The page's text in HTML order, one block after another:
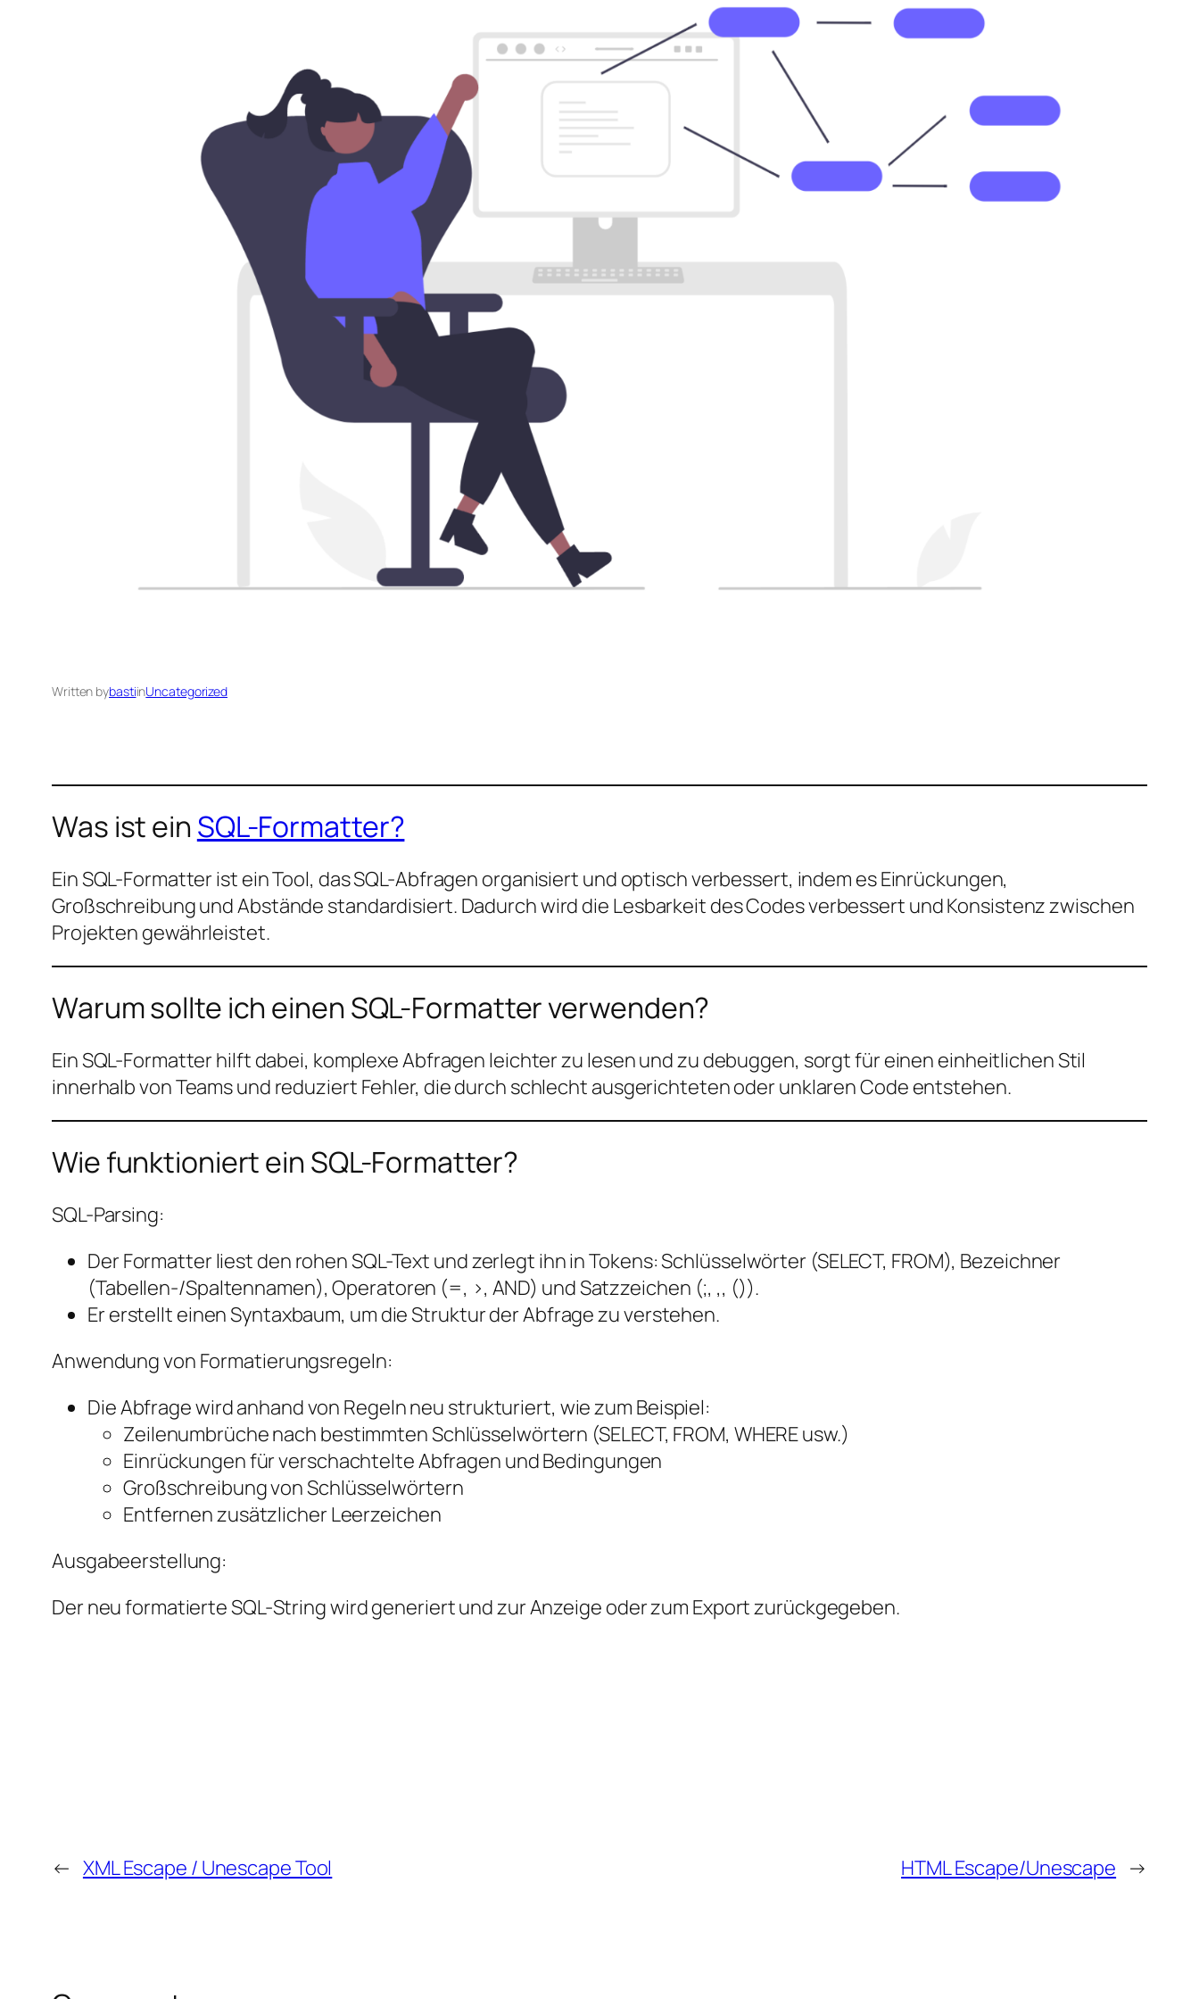
Written bybastiinUncategorized
Was ist ein SQL-Formatter?
Ein SQL-Formatter ist ein Tool, das SQL-Abfragen organisiert und optisch verbessert, indem es Einrückungen,
Großschreibung und Abstände standardisiert. Dadurch wird die Lesbarkeit des Codes verbessert und Konsistenz zwischen
Projekten gewährleistet.
Warum sollte ich einen SQL-Formatter verwenden?
Ein SQL-Formatter hilft dabei, komplexe Abfragen leichter zu lesen und zu debuggen, sorgt für einen einheitlichen Stil
innerhalb von Teams und reduziert Fehler, die durch schlecht ausgerichteten oder unklaren Code entstehen.
Wie funktioniert ein SQL-Formatter?
SQL-Parsing:
Der Formatter liest den rohen SQL-Text und zerlegt ihn in Tokens: Schlüsselwörter (SELECT, FROM), Bezeichner
(Tabellen-/Spaltennamen), Operatoren (=, >, AND) und Satzzeichen (;, ,, ()).
Er erstellt einen Syntaxbaum, um die Struktur der Abfrage zu verstehen.
Anwendung von Formatierungsregeln:
Die Abfrage wird anhand von Regeln neu strukturiert, wie zum Beispiel:
Zeilenumbrüche nach bestimmten Schlüsselwörtern (SELECT, FROM, WHERE usw.)
Einrückungen für verschachtelte Abfragen und Bedingungen
Großschreibung von Schlüsselwörtern
Entfernen zusätzlicher Leerzeichen
Ausgabeerstellung:
Der neu formatierte SQL-String wird generiert und zur Anzeige oder zum Export zurückgegeben.
← XML Escape / Unescape Tool HTML Escape/Unescape →